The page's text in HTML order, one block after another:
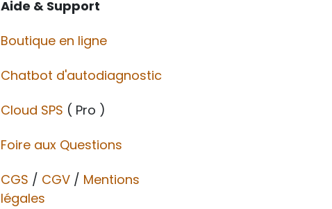
Aide & Support
Foire aux Questions
Boutique en ligne
Chatbot d'autodiagnostic
Cloud SPS ( Pro )
CGS / CGV​​ / Mentions
légales